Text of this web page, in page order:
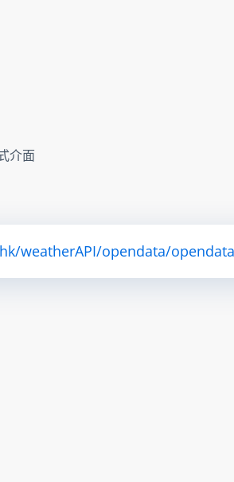
介面
weatherAPI/opendata/